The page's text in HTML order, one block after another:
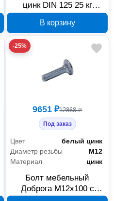
цинк DIN 125 25 кг
В корзину
-25%
9651 ₽12868 ₽
Под заказ
Цвет
белый цинк
Диаметр резьбы
М12
Материал
цинк
Болт мебельный
Доброга М12x100 с